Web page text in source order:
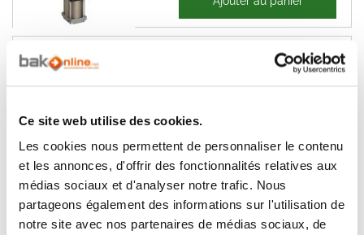
Ce site web utilise des cookies.
Les cookies nous permettent de personnaliser le contenu
et les annonces, d'offrir des fonctionnalités relatives aux
médias sociaux et d'analyser notre trafic. Nous
partageons également des informations sur l'utilisation de
notre site avec nos partenaires de médias sociaux, de
1 001,83 €
1 760,57 €
1 467,14 € Ajouter au panier